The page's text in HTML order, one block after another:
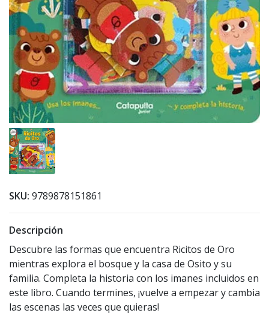
SKU: 9789878151861
Descripción
Descubre las formas que encuentra Ricitos de Oro
mientras explora el bosque y la casa de Osito y su
familia. Completa la historia con los imanes incluidos en
este libro. Cuando termines, ¡vuelve a empezar y cambia
las escenas las veces que quieras!